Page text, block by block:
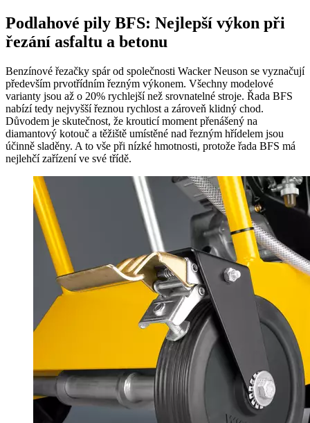
Podlahové pily BFS: Nejlepší výkon při
řezání asfaltu a betonu
Benzínové řezačky spár od společnosti Wacker Neuson se vyznačují
především prvotřídním řezným výkonem. Všechny modelové
varianty jsou až o 20% rychlejší než srovnatelné stroje. Řada BFS
nabízí tedy nejvyšší řeznou rychlost a zároveň klidný chod.
Důvodem je skutečnost, že krouticí moment přenášený na
diamantový kotouč a těžiště umístěné nad řezným hřídelem jsou
účinně sladěny. A to vše při nízké hmotnosti, protože řada BFS má
nejlehčí zařízení ve své třídě.